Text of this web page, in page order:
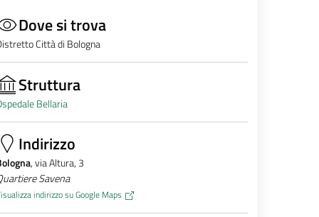
Dove si trova
Città di Bologna
Struttura
Bellaria
Indirizzo
, via Altura, 3
Savena
indirizzo su Google Maps